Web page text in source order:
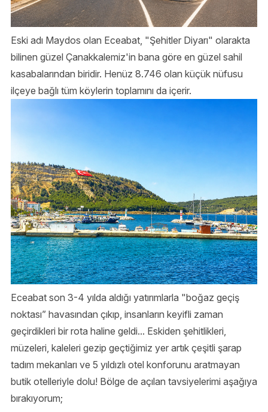
Eski adı Maydos olan Eceabat, "Şehitler Diyarı" olarakta
bilinen güzel Çanakkalemiz'in bana göre en güzel sahil
kasabalarından biridir. Henüz 8.746 olan küçük nüfusu
ilçeye bağlı tüm köylerin toplamını da içerir.
Eceabat son 3-4 yılda aldığı yatırımlarla "boğaz geçiş
noktası” havasından çıkıp, insanların keyifli zaman
geçirdikleri bir rota haline geldi... Eskiden şehitlikleri,
müzeleri, kaleleri gezip geçtiğimiz yer artık çeşitli şarap
tadım mekanları ve 5 yıldızlı otel konforunu aratmayan
butik otelleriyle dolu! Bölge de açılan tavsiyelerimi aşağıya
bırakıyorum;